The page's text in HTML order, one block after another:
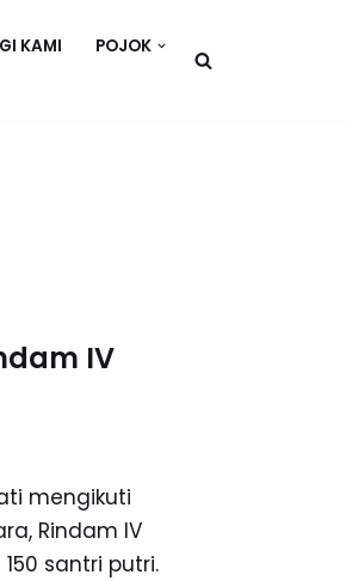
KAMI
POJOK
IV
mengikuti
Rindam IV
santri putri.